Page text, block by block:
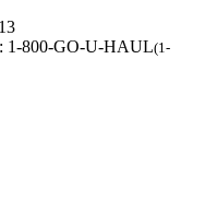
1-800-GO-U-HAUL(1-